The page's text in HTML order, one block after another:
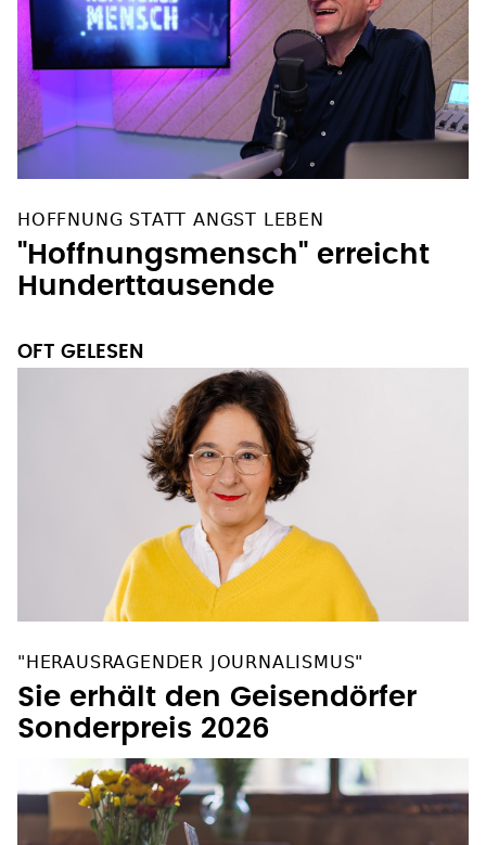
HOFFNUNG STATT ANGST LEBEN
"Hoffnungsmensch" erreicht
Hunderttausende
OFT GELESEN
"HERAUSRAGENDER JOURNALISMUS"
Sie erhält den Geisendörfer
Sonderpreis 2026